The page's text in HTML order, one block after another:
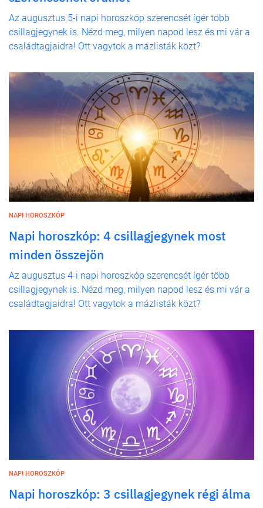
Az augusztus 5-i napi horoszkóp szerencsét ígér több
csillagjegynek is. Nézd meg, milyen napod lesz és mi vár a
családtagjaidra! Ott vagytok a mázlisták közt?
NAPI HOROSZKÓP
Napi horoszkóp: 4 csillagjegynek most
minden összejön
Az augusztus 4-i napi horoszkóp szerencsét ígér több
csillagjegynek is. Nézd meg, milyen napod lesz és mi vár a
családtagjaidra! Ott vagytok a mázlisták közt?
NAPI HOROSZKÓP
Napi horoszkóp: 3 csillagjegynek régi álma